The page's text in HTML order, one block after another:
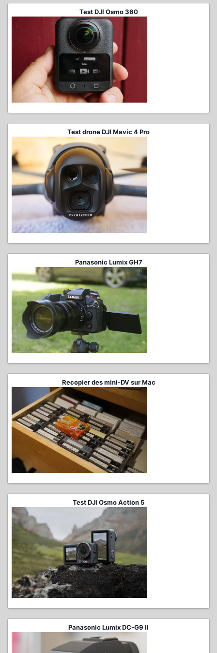
Test DJI Osmo 360
Test drone DJI Mavic 4 Pro
Panasonic Lumix GH7
Recopier des mini-DV sur Mac
Test DJI Osmo Action 5
Panasonic Lumix DC-G9 II